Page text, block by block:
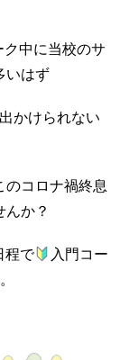
ク中に当校のサ
いはず
かけられない
のコロナ禍終息
んか？
程で
入門コー